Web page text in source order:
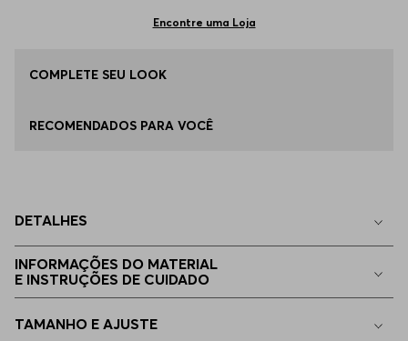
85
90
105 Indisponível
Encontre uma Loja
COMPLETE SEU LOOK
RECOMENDADOS PARA VOCÊ
DETALHES
INFORMAÇÕES DO MATERIAL
E INSTRUÇÕES DE CUIDADO
TAMANHO E AJUSTE